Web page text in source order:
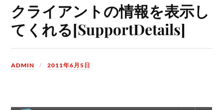
クライアントの情報を表示し
てくれる[SupportDetails]
ADMIN 2011年6月5日